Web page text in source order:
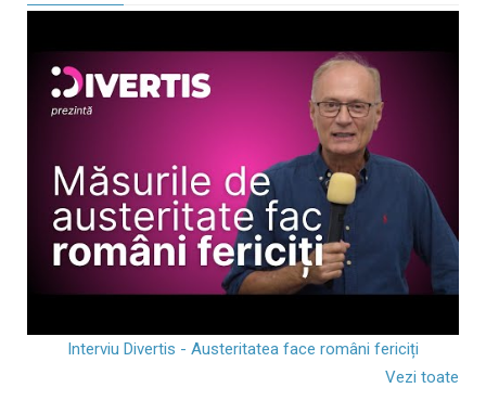
Interviu Divertis - Austeritatea face români fericiți
Vezi toate